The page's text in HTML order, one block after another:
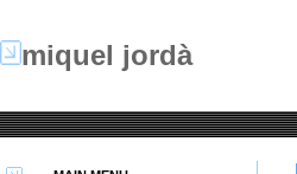
miquel jordà